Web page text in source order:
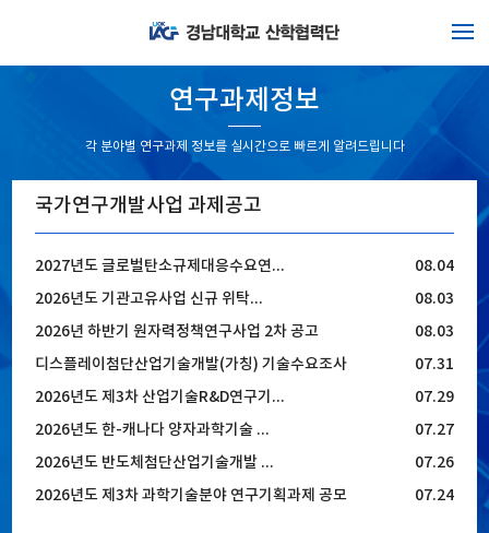
연구과제정보
각 분야별 연구과제 정보를 실시간으로 빠르게 알려드립니다
국가연구개발사업 과제공고
2027년도 글로벌탄소규제대응수요연...
08.04
2026년도 기관고유사업 신규 위탁...
08.03
2026년 하반기 원자력정책연구사업 2차 공고
08.03
디스플레이첨단산업기술개발(가칭) 기술수요조사
07.31
2026년도 제3차 산업기술R&D연구기...
07.29
2026년도 한-캐나다 양자과학기술 ...
07.27
2026년도 반도체첨단산업기술개발 ...
07.26
2026년도 제3차 과학기술분야 연구기획과제 공모
07.24